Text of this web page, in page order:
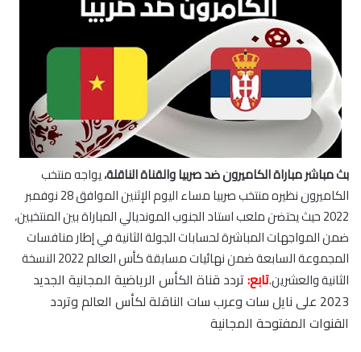
بث مباشر مباراة الكاميرون ضد صربيا والقناة الناقلة،يواجه منتخب
الكاميرون نظيره منتخب صربيا مساء اليوم الإثنين الموافق 28 نوفمبر
2022 حيث يحتضن ملعب استاد الجنوب المونديالي المباراة بين المنتخبين،
ضمن المواجهات المباشرة لحسابات الجولة الثانية في إطار منافسات
المجموعة السابعة ضمن نهائيات مسابقة كأس العالم 2022 النسخة
الثانية والعشرين.تابع:تردد قناة الكأس الرياضية المجانية الجديد
2023 على نايل سات وعرب سات الناقلة لكأس العالم وتردد
القنوات المفتوحة المجانية